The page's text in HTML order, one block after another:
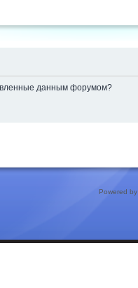
данным форумом?
Powered by